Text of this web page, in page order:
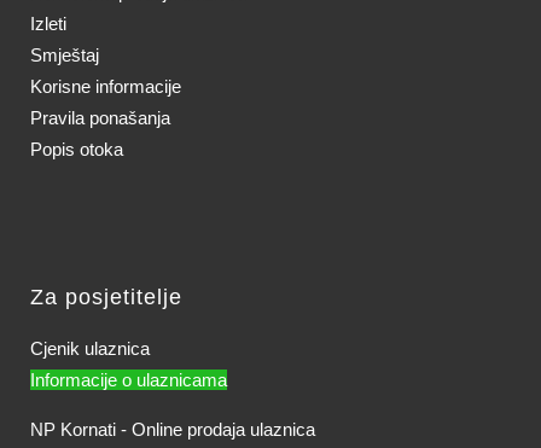
Izleti
Smještaj
Korisne informacije
Pravila ponašanja
Popis otoka
Za posjetitelje
Cjenik ulaznica
Informacije o ulaznicama
NP Kornati - Online prodaja ulaznica